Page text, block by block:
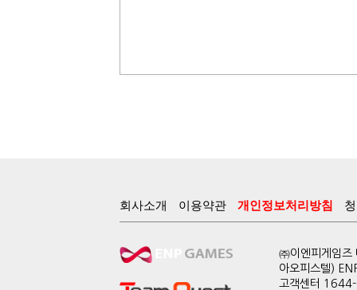
회사소개 이용약관 개인정보처리방침
㈜이엔피게임
아오피스텔)
고객센터